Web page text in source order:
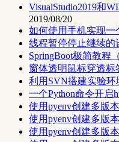
VisualStudio2019和
2019/08/20
如何使用手机实现一
线程暂停停止继续的
SpringBoot极简教程
窗体透明鼠标穿透标
利用SVN搭建实验环
一个Python命令开启
使用pyenv创建多版
使用pyenv创建多版
使用pyenv创建多版